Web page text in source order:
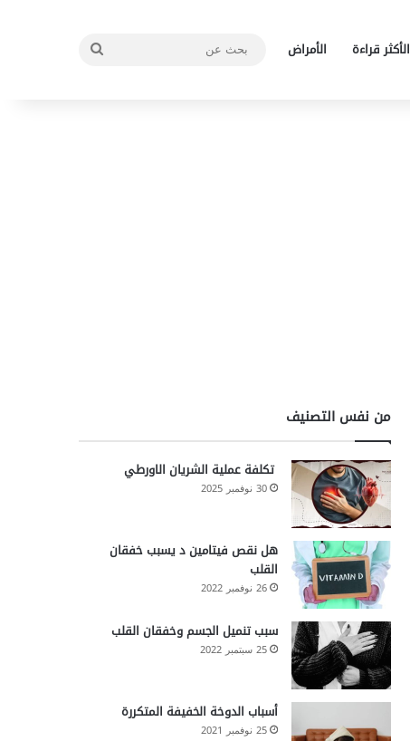
الأكثر قراءة الأمراض
من نفس التصنيف
تكلفة عملية الشريان الاورطي
30 نوفمبر 2025
هل نقص فيتامين د يسبب خفقان
القلب
26 نوفمبر 2022
سبب تنميل الجسم وخفقان القلب
25 سبتمبر 2022
أسباب الدوخة الخفيفة المتكررة
25 نوفمبر 2021